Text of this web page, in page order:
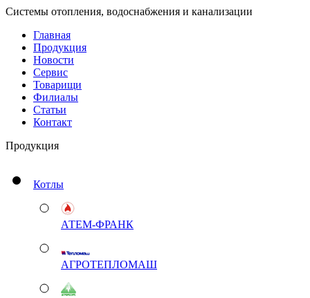
Системы отопления, водоснабжения и канализации
Главная
Продукция
Новости
Сервис
Товарищи
Филиалы
Статьи
Контакт
Продукция
Котлы
АТЕМ-ФРАНК
АГРОТЕПЛОМАШ